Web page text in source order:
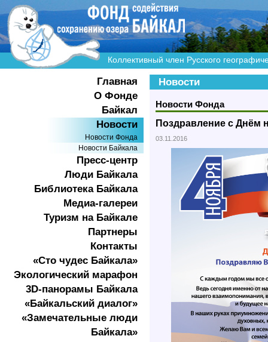
Коллективный член Русского
Главная
О Фонде
Байкал
Новости
Новости Фонда
Новости Байкала
Пресс-центр
Люди Байкала
Библиотека Байкала
Медиа-галереи
Туризм на Байкале
Партнеры
Контакты
«Сто чудес Байкала»
Экологичеcкий марафон
3D-панорамы Байкала
«Байкальский диалог»
«Замечательные люди
Байкала»
Новости
Новости Фонда
Поздравление с Днём
03.11.2016